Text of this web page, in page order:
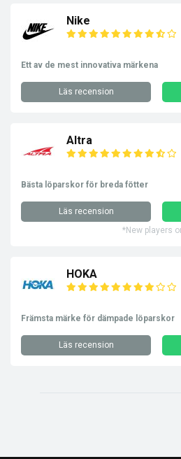
Nike
Ett av de mest innovativa märkena
Läs recension
Altra
Bästa löparskor för breda fötter
Läs recension
*New players
HOKA
Främsta märke för dämpade löparskor
Läs recension